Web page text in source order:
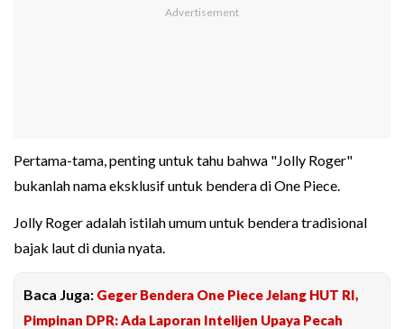
Pertama-tama, penting untuk tahu bahwa "Jolly Roger"
bukanlah nama eksklusif untuk bendera di One Piece.
Jolly Roger adalah istilah umum untuk bendera tradisional
bajak laut di dunia nyata.
Baca Juga: Geger Bendera One Piece Jelang HUT RI,
Pimpinan DPR: Ada Laporan Intelijen Upaya Pecah